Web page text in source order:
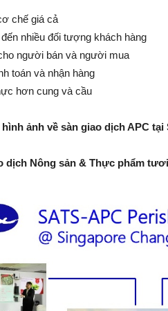
chế giá cả
nhiều đối tượng khách hàng
người bán và người mua
toán và nhận hàng
hơn cung và cầu
ảnh về sàn giao dịch APC
dịch Nông sản & Thực phẩm